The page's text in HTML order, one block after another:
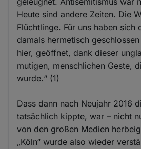
Heute sind andere Zeiten. Die
Flüchtlinge. Für uns haben sich
damals hermetisch
hier, geöffnet, dank dieser
mutigen, menschlichen Geste,
wurde.“ (1)
Dass dann nach Neujahr 2016
tatsächlich kippte, war – nicht
von den großen Medien
„Köln“ wurde also wieder